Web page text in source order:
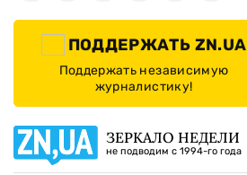
ПОДДЕРЖАТЬ ZN.UA
Поддержать независимую
журналистику!
ЗЕРКАЛО НЕДЕЛИ
не подводим с 1994-го года